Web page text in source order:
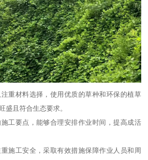
重材料选择，使用优质的草种和环保的植草
盛且符合生态要求。
工要点，能够合理安排作业时间，提高成活
施工安全，采取有效措施保障作业人员和周